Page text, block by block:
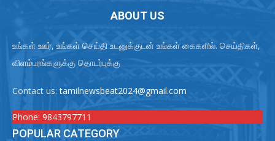
ABOUT US
உங்கள் ஊர், உங்கள் செய்தி உடனுக்குடன் உங்கள் கைகளில். செய்திகள்,
விளம்பரங்களுக்கு தொடர்புக்கு
Contact us:tamilnewsbeat2024@gmail.com
Phone: 9843797711
POPULAR CATEGORY